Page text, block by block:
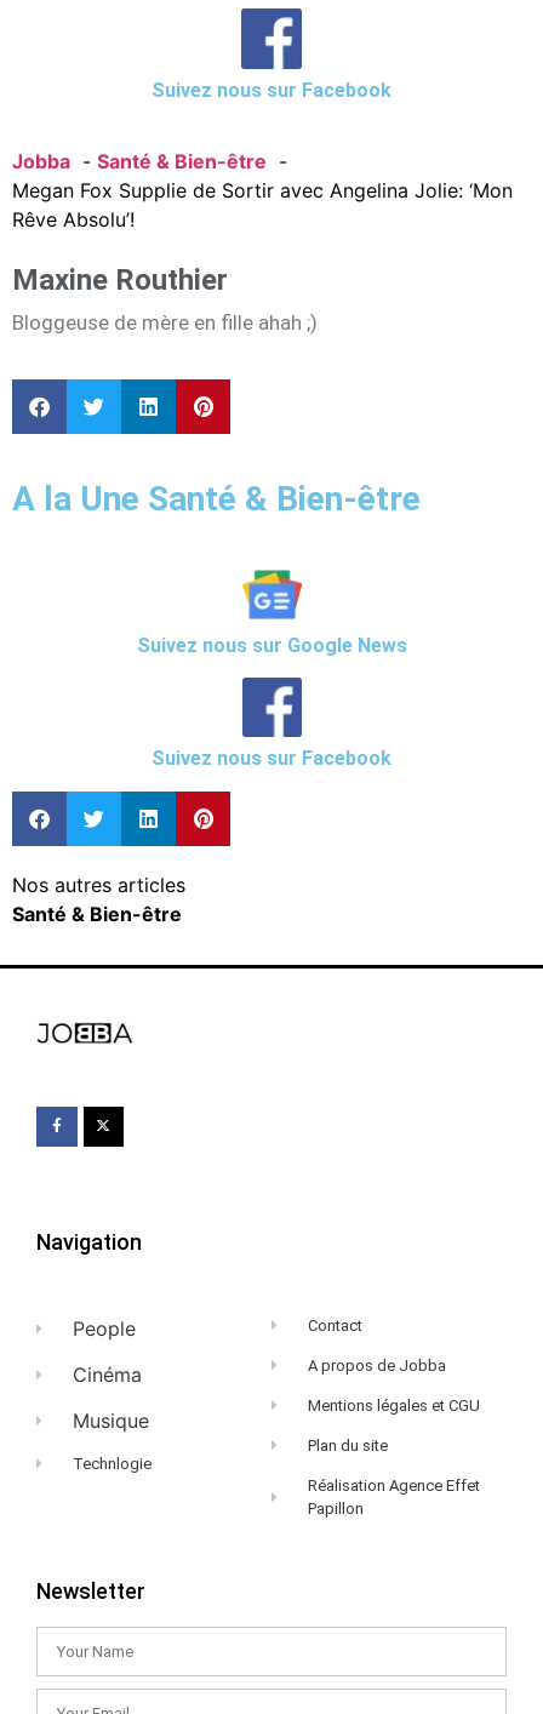
Suivez nous sur Facebook
Jobba
Santé & Bien-être
Megan Fox Supplie de Sortir avec Angelina Jolie: ‘Mon
Rêve Absolu’!
Maxine Routhier
Bloggeuse de mère en fille ahah ;)
A la Une Santé & Bien-être
Suivez nous sur Google News
Suivez nous sur Facebook
Nos autres articles
Santé & Bien-être
Navigation
People
Cinéma
Musique
Technlogie
Contact
A propos de Jobba
Mentions légales et CGU
Plan du site
Réalisation Agence Effet
Papillon
Newsletter